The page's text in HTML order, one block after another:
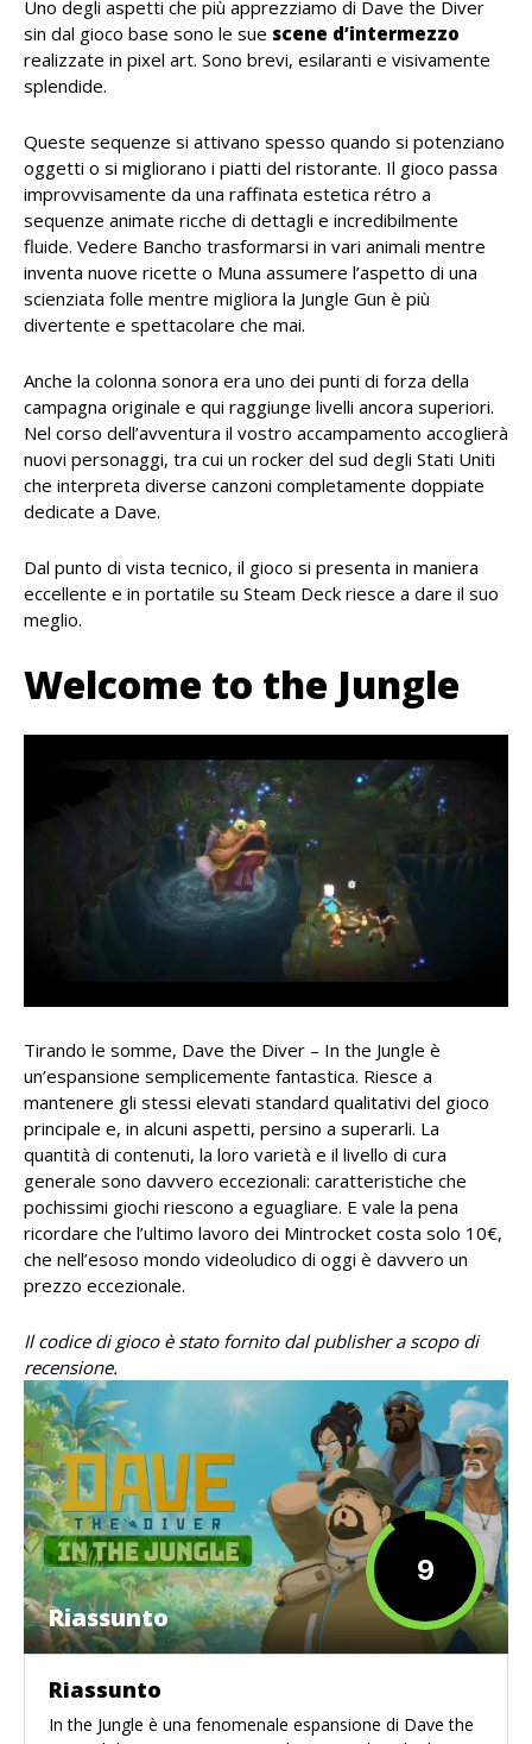
Uno degli aspetti che più apprezziamo di Dave the Diver
sin dal gioco base sono le sue scene d’intermezzo
realizzate in pixel art. Sono brevi, esilaranti e visivamente
splendide.
Queste sequenze si attivano spesso quando si potenziano
oggetti o si migliorano i piatti del ristorante. Il gioco passa
improvvisamente da una raffinata estetica rétro a
sequenze animate ricche di dettagli e incredibilmente
fluide. Vedere Bancho trasformarsi in vari animali mentre
inventa nuove ricette o Muna assumere l’aspetto di una
scienziata folle mentre migliora la Jungle Gun è più
divertente e spettacolare che mai.
Anche la colonna sonora era uno dei punti di forza della
campagna originale e qui raggiunge livelli ancora superiori.
Nel corso dell’avventura il vostro accampamento accoglierà
nuovi personaggi, tra cui un rocker del sud degli Stati Uniti
che interpreta diverse canzoni completamente doppiate
dedicate a Dave.
Dal punto di vista tecnico, il gioco si presenta in maniera
eccellente e in portatile su Steam Deck riesce a dare il suo
meglio.
Welcome to the Jungle
Tirando le somme, Dave the Diver – In the Jungle è
un’espansione semplicemente fantastica. Riesce a
mantenere gli stessi elevati standard qualitativi del gioco
principale e, in alcuni aspetti, persino a superarli. La
quantità di contenuti, la loro varietà e il livello di cura
generale sono davvero eccezionali: caratteristiche che
pochissimi giochi riescono a eguagliare. E vale la pena
ricordare che l’ultimo lavoro dei Mintrocket costa solo 10€,
che nell’esoso mondo videoludico di oggi è davvero un
prezzo eccezionale.
Il codice di gioco è stato fornito dal publisher a scopo di
recensione.
9
Riassunto
Riassunto
In the Jungle è una fenomenale espansione di Dave the